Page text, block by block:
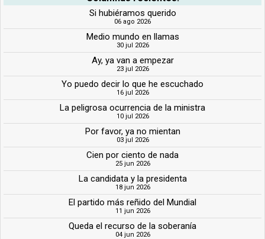
Si hubiéramos querido
06 ago 2026
Medio mundo en llamas
30 jul 2026
Ay, ya van a empezar
23 jul 2026
Yo puedo decir lo que he escuchado
16 jul 2026
La peligrosa ocurrencia de la ministra
10 jul 2026
Por favor, ya no mientan
03 jul 2026
Cien por ciento de nada
25 jun 2026
La candidata y la presidenta
18 jun 2026
El partido más reñido del Mundial
11 jun 2026
Queda el recurso de la soberanía
04 jun 2026